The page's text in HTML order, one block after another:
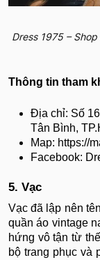
Dress 1975 –
Thông tin tham
Địa chỉ: Số
Tân Bình,
Map: https://
Facebook:
5. Vạc
Vạc đã lập nên
quần áo vintage
hứng vô tận từ
bộ trang phục và